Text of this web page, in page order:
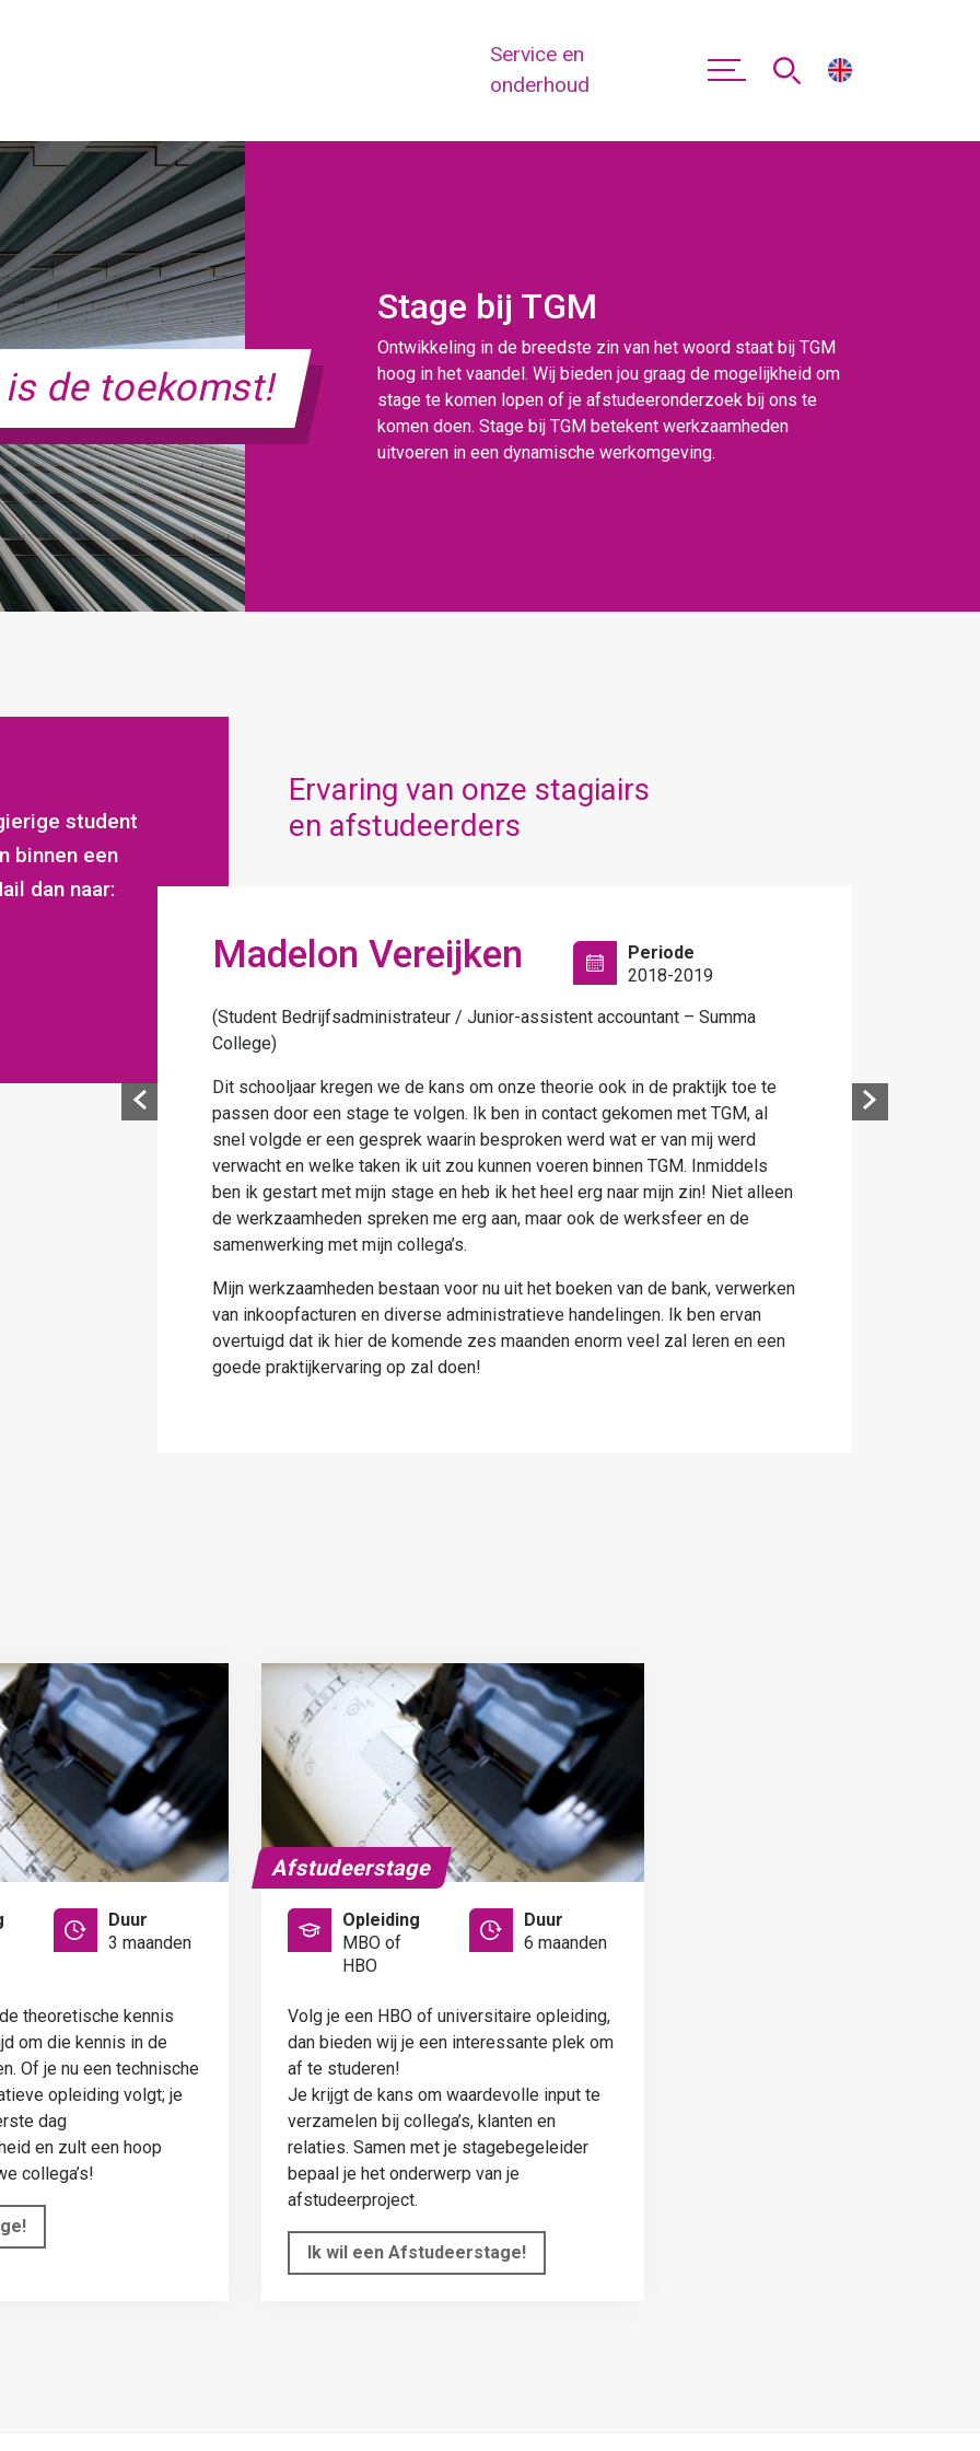
Service en
onderhoud
Stage bij TGM
Ontwikkeling in de breedste zin van het woord staat bij TGM
hoog in het vaandel. Wij bieden jou graag de mogelijkheid om
stage te komen lopen of je afstudeeronderzoek bij ons te
komen doen. Stage bij TGM betekent werkzaamheden
uitvoeren in een dynamische werkomgeving.
de toekomst!
student
binnen een
dan naar:
Ervaring van onze stagiairs
en afstudeerders
in de praktijk toe te
met TGM, al
Rick Thommassen
(Student Finance and Control - Zuyd Hogeschool )
bleek een schot in de roos. Niet alleen qua werkzaamheden maar ook qua
sfeer op de werkvloer, deze is heel open en persoonlijk, heel anders dan bij
de bedrijven waar ik hiervoor stage heb gelopen.
Als stagiaire bij TGM krijg je voldoende ruimte om kennis te maken met (voor
jou nieuwe) werkzaamheden binnen je vakgebied, zo was mijn
hoofdopdracht het opstellen van de verschillende kostenbudgetten voor
werkzaamheden uitgevoerd gedurende mijn stage. Ook heb ik mee kunnen
kijken bij Peter Raap, de CFO van TGM.
Voor mij was mijn stage bij TGM een geweldige ervaring en een verrijking
Duur
3 maanden
theoretische kennis
om die kennis in de
Of je nu een technische
opleiding volgt; je
dag
en zult een hoop
collega’s!
Afstudeerstage
Opleiding
MBO of
HBO
Duur
6 maanden
Volg je een HBO of universitaire opleiding,
dan bieden wij je een interessante plek om
af te studeren!
Je krijgt de kans om waardevolle input te
verzamelen bij collega’s, klanten en
relaties. Samen met je stagebegeleider
bepaal je het onderwerp van je
afstudeerproject.
Ik wil een Afstudeerstage!